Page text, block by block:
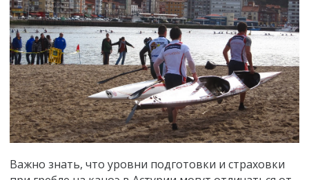
Важно знать, что уровни подготовки и страховки